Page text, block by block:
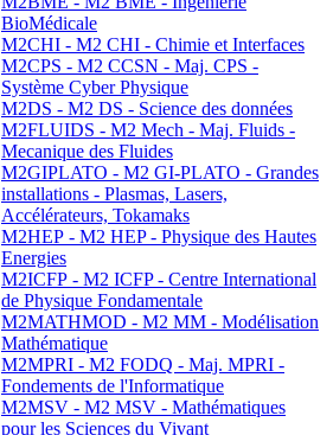
BioMédicale
M2CHI - M2 CHI - Chimie et Interfaces
M2CPS - M2 CCSN - Maj. CPS -
Système Cyber Physique
M2DS - M2 DS - Science des données
M2FLUIDS - M2 Mech - Maj. Fluids -
Mecanique des Fluides
M2GIPLATO - M2 GI-PLATO - Grandes
installations - Plasmas, Lasers,
Accélérateurs, Tokamaks
M2HEP - M2 HEP - Physique des Hautes
Energies
M2ICFP - M2 ICFP - Centre International
de Physique Fondamentale
M2MATHMOD - M2 MM - Modélisation
Mathématique
M2MPRI - M2 FODQ - Maj. MPRI -
Fondements de l'Informatique
M2MSV - M2 MSV - Mathématiques
pour les Sciences du Vivant